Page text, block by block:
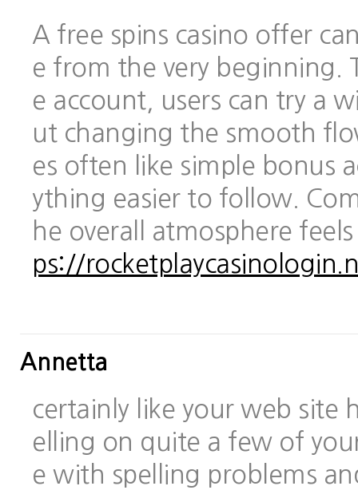
A free spins casino offer
e from the very beginning.
e account, users can try a
ut changing the smooth
es often like simple bonus
ything easier to follow.
he overall atmosphere
ps://
Annetta
certainly like your web site
elling on quite a few of
e with spelling problems